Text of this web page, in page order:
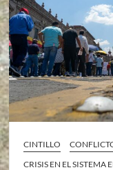
CINTILLO
CRISIS EN EL